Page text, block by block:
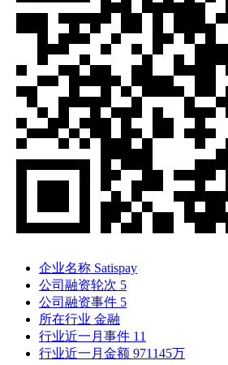
企业名称 Satispay
公司融资轮次 5
公司融资事件 5
所在行业 金融
行业近一月事件 11
行业近一月金额 971145万